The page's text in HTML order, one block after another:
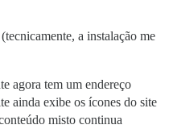
a instalação me
agora tem um endereço
ainda exibe os ícones do site
misto continua